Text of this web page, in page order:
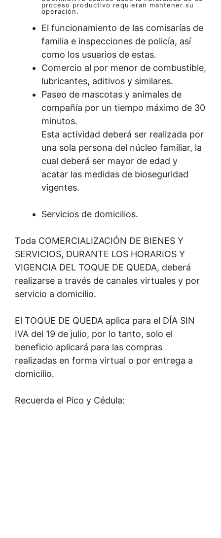
proceso productivo requieran mantener su
operación.
El funcionamiento de las comisarías de
familia e inspecciones de policía, así
como los usuarios de estas.
Comercio al por menor de combustible,
lubricantes, aditivos y similares.
Paseo de mascotas y animales de
compañía por un tiempo máximo de 30
minutos.
Esta actividad deberá ser realizada por
una sola persona del núcleo familiar, la
cual deberá ser mayor de edad y
acatar las medidas de bioseguridad
vigentes.
Servicios de domicilios.
Toda COMERCIALIZACIÓN DE BIENES Y
SERVICIOS, DURANTE LOS HORARIOS Y
VIGENCIA DEL TOQUE DE QUEDA, deberá
realizarse a través de canales virtuales y por
servicio a domicilio.
El TOQUE DE QUEDA aplica para el DÍA SIN
IVA del 19 de julio, por lo tanto, solo el
beneficio aplicará para las compras
realizadas en forma virtual o por entrega a
domicilio.
Recuerda el Pico y Cédula: